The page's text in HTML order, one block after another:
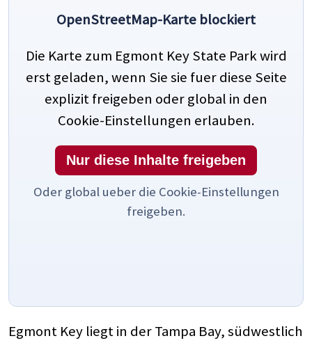
OpenStreetMap-Karte blockiert
Die Karte zum Egmont Key State Park wird
erst geladen, wenn Sie sie fuer diese Seite
explizit freigeben oder global in den
Cookie-Einstellungen erlauben.
Nur diese Inhalte freigeben
Oder global ueber die Cookie-Einstellungen
freigeben.
Egmont Key liegt in der Tampa Bay, südwestlich